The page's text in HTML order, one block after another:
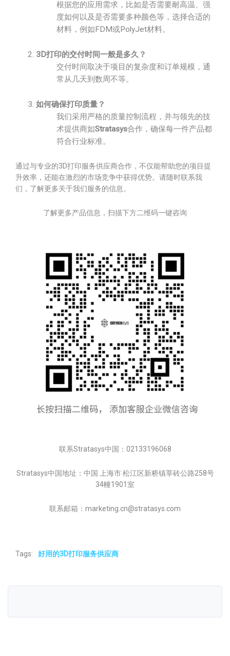
根据您的应用需求，比如是否需要耐高温、强
度如何以及是否需要多种颜色等，选择合适的
材料，例如FDM或PolyJet材料。
3D打印的交付时间一般是多久？
交付时间取决于项目的复杂度和订单规模，通
常从几天到数周不等。
如何确保打印质量？
我们采用严格的质量控制流程，并与领先的技
术提供商如Stratasys合作，确保每一件产品都
符合行业标准。
通过与专业的3D打印服务供应商合作，不仅能帮助您的项目提
升效率，还能在激烈的市场竞争中获得优势。请随时联系我
们，了解更多关于我们服务的信息。
了解更多产品信息，扫描下方二维码一键咨询
联系Stratasys中国：02133196068
Stratasys中国地址：中国 上海市 松江区新桥镇莘砖公路258号
34幢1901室
联系邮箱：marketing.cn@stratasys.com
Tags: 好用的3D打印服务供应商